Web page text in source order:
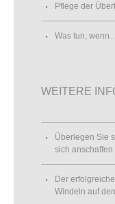
Pflege der
Was tun,
WEITERE
Überlegen Sie
sich anschaffen
Der
Windeln auf